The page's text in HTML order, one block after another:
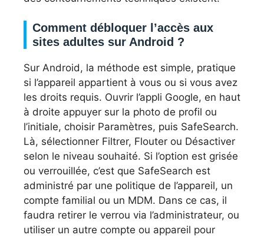
Comment débloquer l’accès aux
sites adultes sur Android ?
Sur Android, la méthode est simple, pratique
si l’appareil appartient à vous ou si vous avez
les droits requis. Ouvrir l’appli Google, en haut
à droite appuyer sur la photo de profil ou
l’initiale, choisir Paramètres, puis SafeSearch.
Là, sélectionner Filtrer, Flouter ou Désactiver
selon le niveau souhaité. Si l’option est grisée
ou verrouillée, c’est que SafeSearch est
administré par une politique de l’appareil, un
compte familial ou un MDM. Dans ce cas, il
faudra retirer le verrou via l’administrateur, ou
utiliser un autre compte ou appareil pour